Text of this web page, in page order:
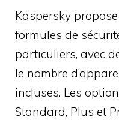
Kaspersky
formules de
particuliers, avec
le nombre
incluses. Les
Standard, Plus et